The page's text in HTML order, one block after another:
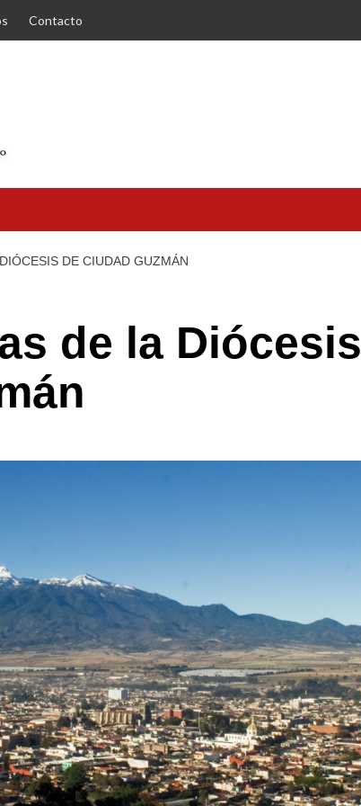
Contacto
DE CIUDAD GUZMÁN
de la Diócesis